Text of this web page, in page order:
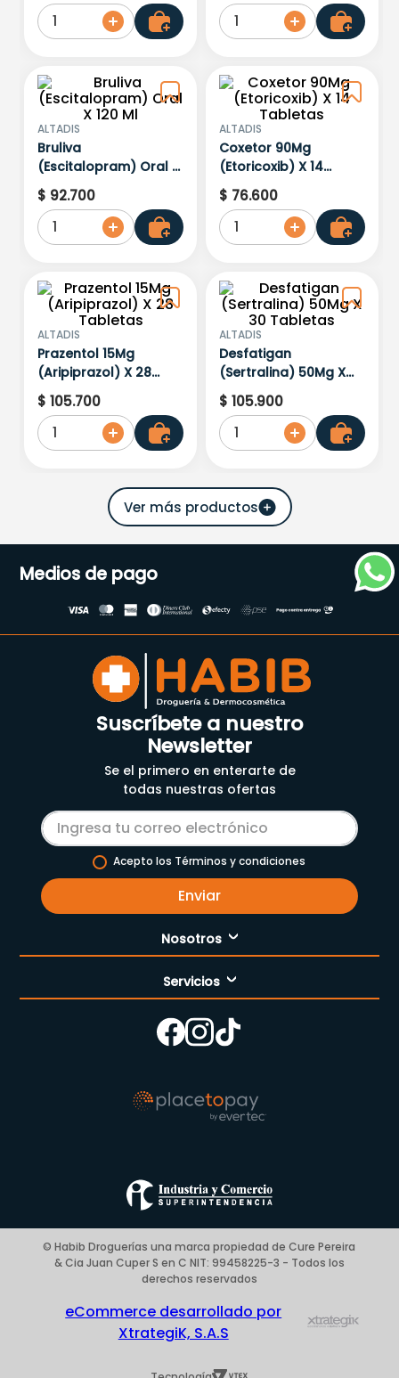
1 1
ALTADIS
Bruliva
(Escitalopram) Oral X
120 Ml
$ 92.700
1
ALTADIS
Coxetor 90Mg
(Etoricoxib) X 14
Tabletas
$ 76.600
1
ALTADIS
Prazentol 15Mg
(Aripiprazol) X 28
Tabletas
$ 105.700
1
ALTADIS
Desfatigan
(Sertralina) 50Mg X
30 Tabletas
$ 105.900
1
Medios de pago
Suscríbete a nuestro
Newsletter
Se el primero en enterarte de
todas nuestras ofertas
Acepto los Términos y condiciones
Enviar
Nosotros
Nuestra empresa
Cómo comprar
Nuestras tiendas
Campaña del mes
Preguntas Frecuentes Place to Pay
Politica de privacidad
Blog
Servicios
Enfermería
© Habib Droguerías una marca propiedad de Cure Pereira
& Cia Juan Cuper S en C NIT: 99458225-3 - Todos los
derechos reservados
eCommerce desarrollado por
XtrategiK, S.A.S